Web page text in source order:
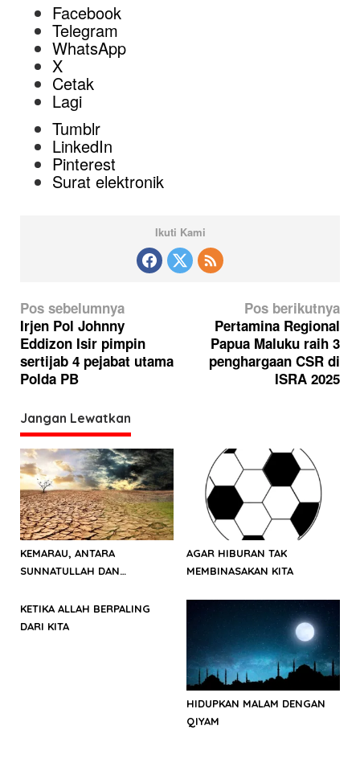
Facebook
Telegram
WhatsApp
X
Cetak
Lagi
Tumblr
LinkedIn
Pinterest
Surat elektronik
Ikuti Kami
N
a
v
i
a
s
i
p
o
s
Pos sebelumnya
Irjen Pol Johnny
Eddizon Isir pimpin
sertijab 4 pejabat utama
Polda PB
Pos berikutnya
Pertamina Regional
Papua Maluku raih 3
penghargaan CSR di
ISRA 2025
Jangan Lewatkan
KEMARAU, ANTARA
SUNNATULLAH DAN
AGAR HIBURAN TAK
MEMBINASAKAN KITA
KETIKA ALLAH BERPALING
DARI KITA
HIDUPKAN MALAM DENGAN
QIYAM